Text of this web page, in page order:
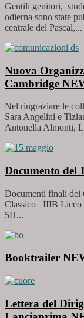
Gentili genitori,
odierna sono state
centrale del Pascal,...
Nuova
Cambridge
Nel ringraziare le
Sara Angelini e
Antonella Almonti,
Documento del
Documenti finali dei
Classico IIIB Liceo
5H...
Booktrailer
Lettera del